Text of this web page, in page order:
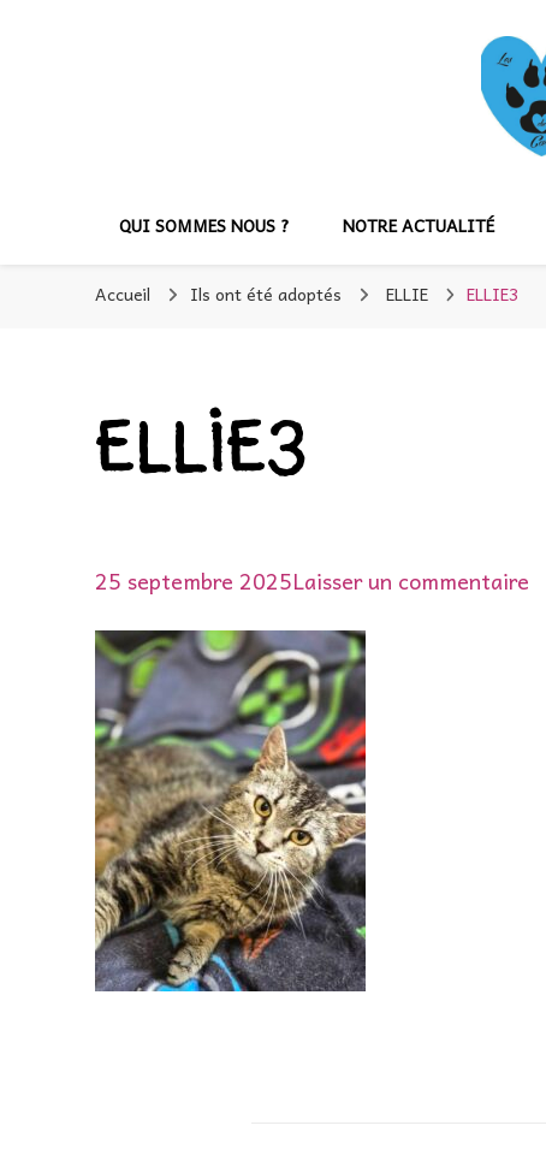
QUI SOMMES NOUS ? NOTRE ACTUALITÉ
Accueil Ils ont été adoptés ELLIE ELLIE3
ELLIE3
25 septembre 2025Laisser un commentaire